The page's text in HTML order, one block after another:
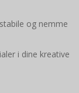
og nemme
i dine kreative